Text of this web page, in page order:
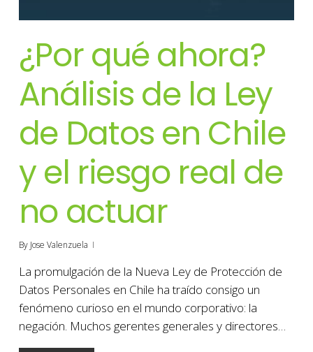
¿Por qué ahora?
Análisis de la Ley
de Datos en Chile
y el riesgo real de
no actuar
By Jose Valenzuela
La promulgación de la Nueva Ley de Protección de
Datos Personales en Chile ha traído consigo un
fenómeno curioso en el mundo corporativo: la
negación. Muchos gerentes generales y directores…